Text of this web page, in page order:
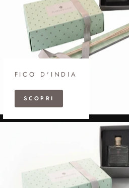
FICO D'INDIA
SCOPRI